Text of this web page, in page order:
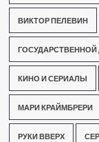
ВИКТОР ПЕЛЕВИН
КИНО И СЕРИАЛЫ
МАРИ КРАЙМБРЕРИ
РУКИ ВВЕРХ